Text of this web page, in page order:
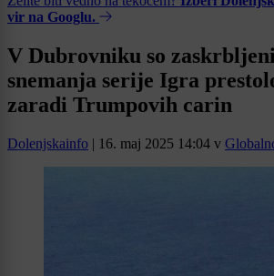
vir na Googlu.
V Dubrovniku so
snemanja serije Igra
zaradi Trumpovih carin
Dolenjskainfo | 16. maj 2025 14:04 v